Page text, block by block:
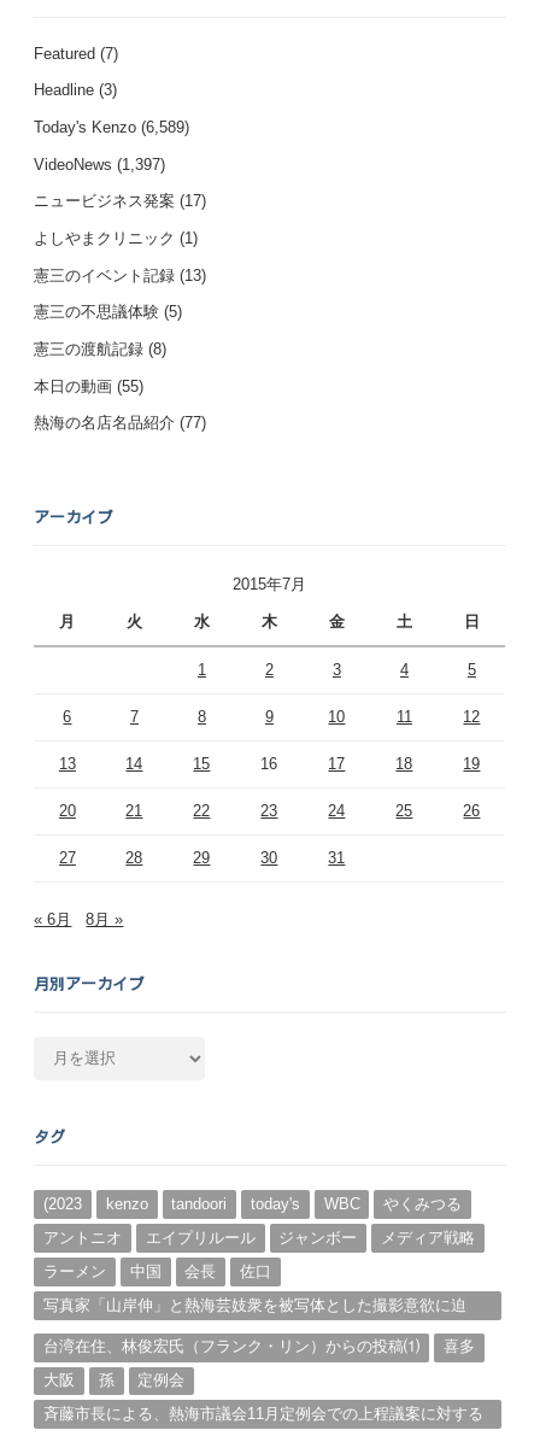
Featured (7)
Headline (3)
Today's Kenzo (6,589)
VideoNews (1,397)
ニュービジネス発案 (17)
よしやまクリニック (1)
憲三のイベント記録 (13)
憲三の不思議体験 (5)
憲三の渡航記録 (8)
本日の動画 (55)
熱海の名店名品紹介 (77)
アーカイブ
2015年7月
月 火 水 木 金 土 日
1 2 3 4 5
6 7 8 9 10 11 12
13 14 15 16 17 18 19
20 21 22 23 24 25 26
27 28 29 30 31
« 6月 8月 »
月別アーカイブ
カ
ブ
タグ
(2023 kenzo tandoori today's WBC
やくみつる
アントニオ
エイプリルール ジャンボー
メディア戦略
ラーメン
中国 会長
佐口
写真家「山岸伸」と熱海芸妓衆を被写体とした撮影意欲に迫
台湾在住、林俊宏氏（フランク・リン）からの投稿⑴
喜多
大阪
孫
定例会
斉藤市長による、熱海市議会11月定例会での上程議案に対する